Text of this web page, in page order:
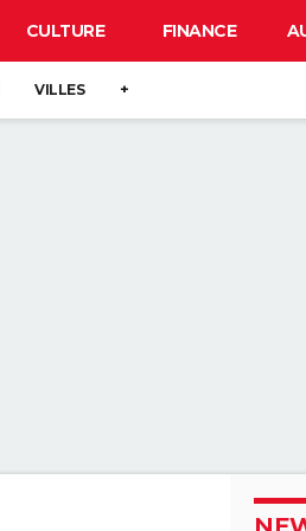
CULTURE FINANCE
VILLES +